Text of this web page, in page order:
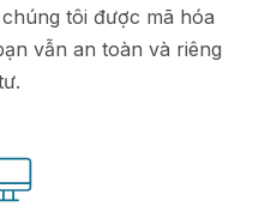
tôi được mã hóa
vẫn an toàn và riêng